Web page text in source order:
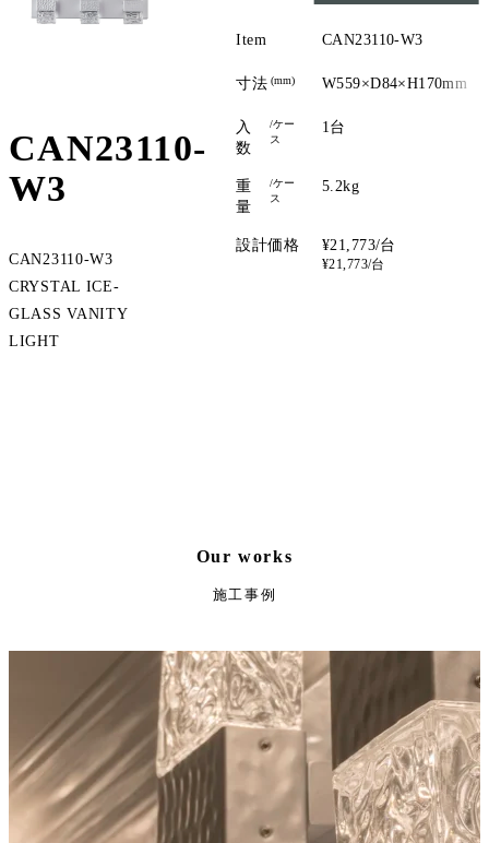
CAN23110-
W3
CAN23110-W3
CRYSTAL ICE-
GLASS VANITY
LIGHT
Item
寸法 (mm)
入
数
/ケー
ス
重
量
/ケー
ス
設計価格
CAN23110-W3
W559×D84×H170mm
1台
5.2kg
¥21,773/台
¥21,773/台
Our works
施工事例